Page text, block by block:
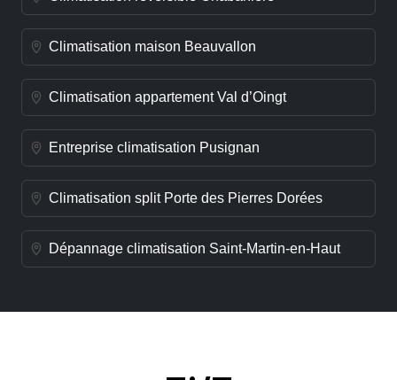
Climatisation maison Beauvallon
Climatisation appartement Val d’Oingt
Entreprise climatisation Pusignan
Climatisation split Porte des Pierres Dorées
Dépannage climatisation Saint-Martin-en-Haut